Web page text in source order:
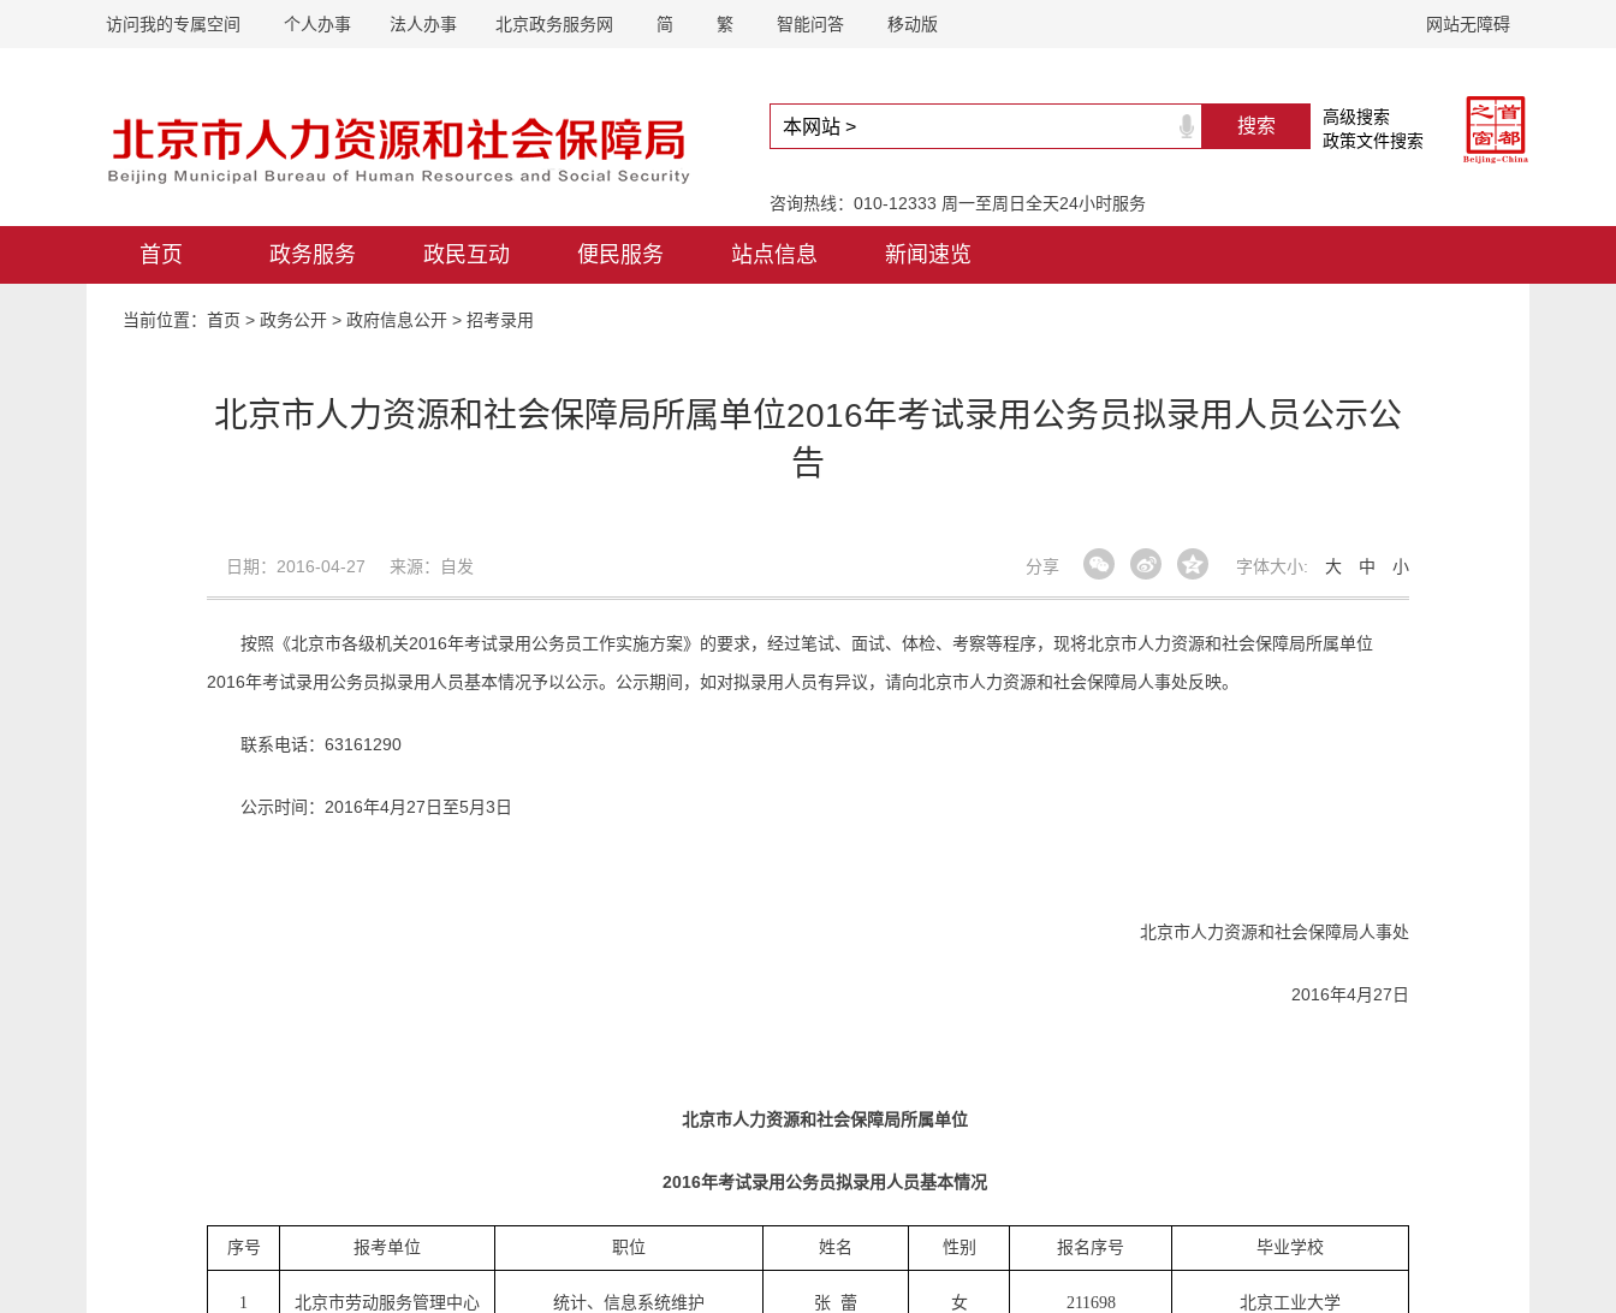
访问我的专属空间 个人办事 法人办事 北京政务服务网 简 繁 智能问答 移动版 网站无障碍
高级搜索
政策文件搜索
咨询热线：010-12333 周一至周日全天24小时服务
首页 政务服务 政民互动 便民服务 站点信息 新闻速览
当前位置： 首页 > 政务公开 > 政府信息公开 > 招考录用
北京市人力资源和社会保障局所属单位2016年考试录用公务员拟录用人员公示公
告
日期：2016-04-27 来源：自发 字体大小: 大 中 小
分享
按照《北京市各级机关2016年考试录用公务员工作实施方案》的要求，经过笔试、面试、体检、考察等程序，现将北京市人力资源和社会保障局所属单位
2016年考试录用公务员拟录用人员基本情况予以公示。公示期间，如对拟录用人员有异议，请向北京市人力资源和社会保障局人事处反映。
联系电话：63161290
公示时间：2016年4月27日至5月3日
北京市人力资源和社会保障局人事处
2016年4月27日
北京市人力资源和社会保障局所属单位
2016年考试录用公务员拟录用人员基本情况
序号 报考单位 职位 姓名 性别 报名序号 毕业学校
1 北京市劳动服务管理中心 统计、信息系统维护 张 蕾 女 211698 北京工业大学